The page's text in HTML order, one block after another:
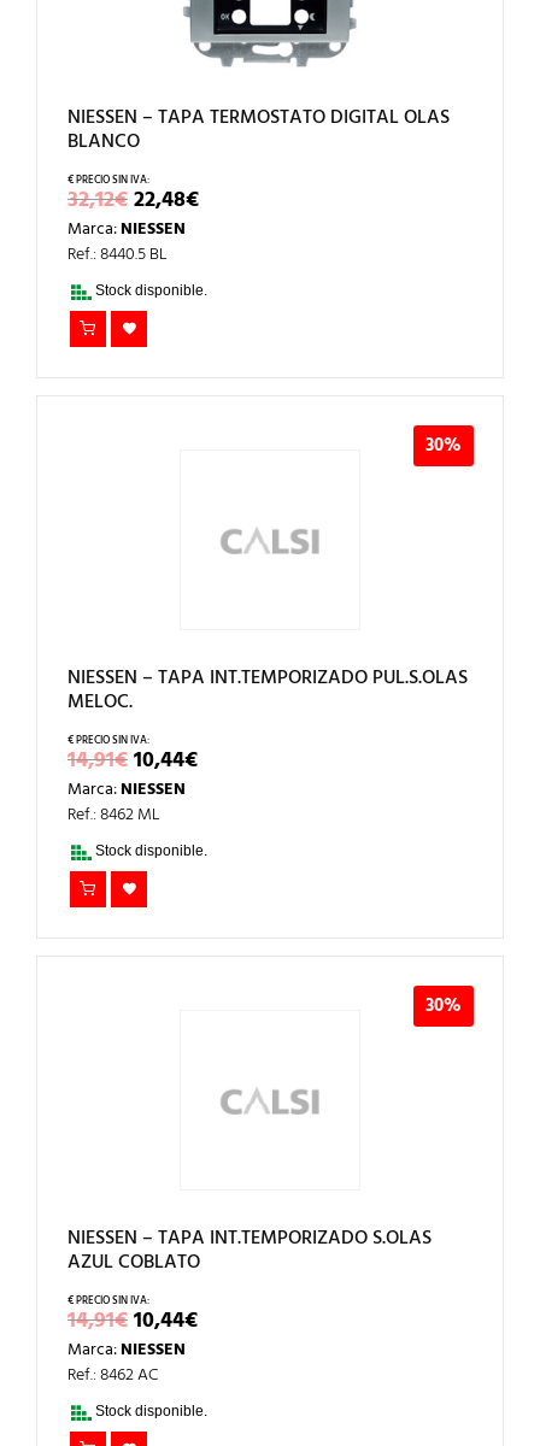
NIESSEN – TAPA TERMOSTATO DIGITAL OLAS
BLANCO
32,12€EL
PRECIO
ORIGINAL
ERA:
32,12€.
22,48€EL
PRECIO
Marca:NIESSEN
Ref.: 8440.5 BL
Stock disponible.
30%
NIESSEN – TAPA INT.TEMPORIZADO PUL.S.OLAS
MELOC.
14,91€EL
PRECIO
ORIGINAL
ERA:
14,91€.
10,44€EL
PRECIO
Marca:NIESSEN
Ref.: 8462 ML
Stock disponible.
30%
NIESSEN – TAPA INT.TEMPORIZADO S.OLAS
AZUL COBLATO
14,91€EL
PRECIO
ORIGINAL
ERA:
14,91€.
10,44€EL
PRECIO
Marca:NIESSEN
Ref.: 8462 AC
Stock disponible.